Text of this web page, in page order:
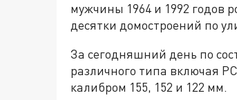
мужчины 1964 и 1992 годов
десятки домостроений по
За сегодняшний день по
различного типа включая
калибром 155, 152 и 122 мм.